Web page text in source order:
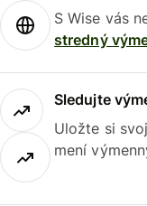
S Wise vás
stredný
Sledujte
Uložte si
mení